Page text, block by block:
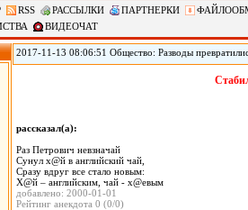
RSS РАССЫЛКИ ПАРТНЕРКИ
ВИДЕОЧАТ
2017-11-13 08:06:51 Общество: Разводы
мировое лидерство по такому показателю, как
демографических вызовов и, как следствие,
необходимо определиться с вектором его развития.
рассказал(а):
Раз Петрович невзначай
Сунул х@й в английский чай,
Сразу вдруг все стало новым:
Х@й – английским, чай - х@евым
добавлено: 2000-01-01
Рейтинг анекдота 0 (0/0)